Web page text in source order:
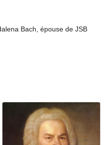
Bach, épouse de JSB